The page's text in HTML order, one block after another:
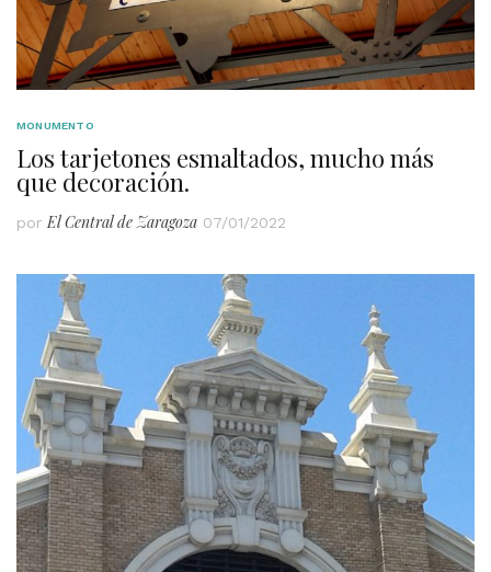
MONUMENTO
Los tarjetones esmaltados, mucho más
que decoración.
por El Central de Zaragoza 07/01/2022